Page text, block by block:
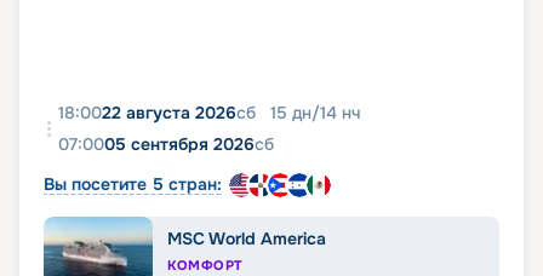
18:0022 августа 2026сб 15 дн/14 нч
07:0005 сентября 2026сб
Вы посетите 5 стран:
MSC World America
КОМФОРТ